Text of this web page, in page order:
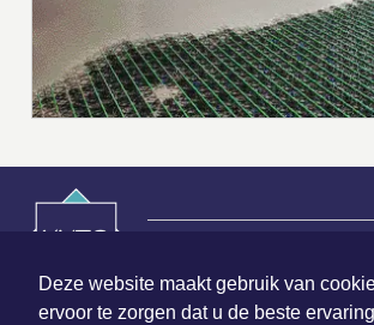
Deze website maakt gebruik van
ervoor te zorgen dat u de beste